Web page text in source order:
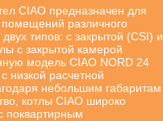
CIAO предназначен для
различного
типов: с закрытой (CSI) и
с закрытой камерой
модель CIAO NORD 24
низкой расчетной
небольшим габаритам
котлы CIAO широко
поквартирным